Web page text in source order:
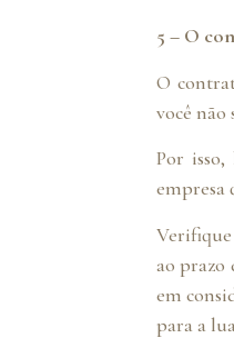
5 – O
O
você não
Por
empresa
Verifique
ao prazo
em
para a